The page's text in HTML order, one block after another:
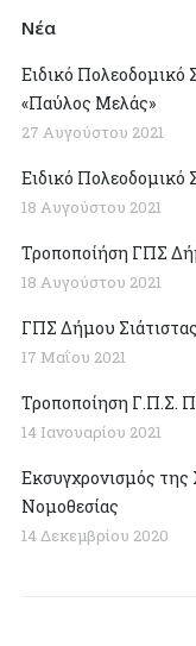
Νέα
Ειδικό Πολεοδομικό
«Παύλος Μελάς»
27 Αυγούστου 2021
Ειδικό Πολεοδομικό
18 Αυγούστου 2021
Τροποποίήση ΓΠΣ
18 Αυγούστου 2021
ΓΠΣ Δήμου Σιάτιστας
17 Μαΐου 2021
Τροποποίηση Γ.Π.Σ.
14 Ιανουαρίου 2021
Εκσυγχρονισμός
Νομοθεσίας
14 Δεκεμβρίου 2020